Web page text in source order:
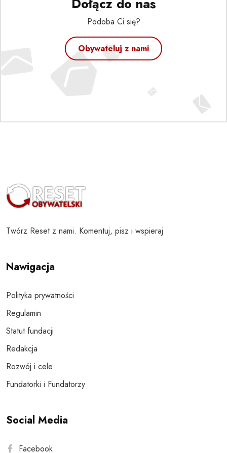
Podoba Ci się?
Obywateluj z nami
Twórz Reset z nami. Komentuj, pisz i wspieraj
Nawigacja
Polityka prywatności
Regulamin
Statut fundacji
Redakcja
Rozwój i cele
Fundatorki i Fundatorzy
Social Media
Facebook